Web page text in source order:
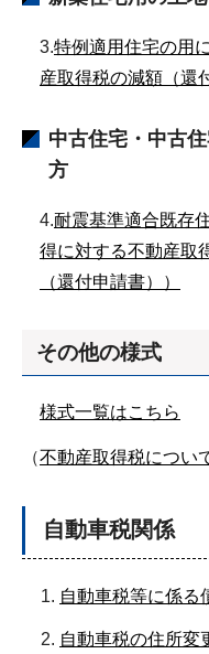
3.特例適用住宅の用
産取得税の減額（還
中古住宅・中古
方
4.耐震基準適合既存
得に対する不動産取
（還付申請書））
その他の様式
様式一覧はこちら
（不動産取得税につい
自動車税関係
自動車税等に係る
自動車税の住所変